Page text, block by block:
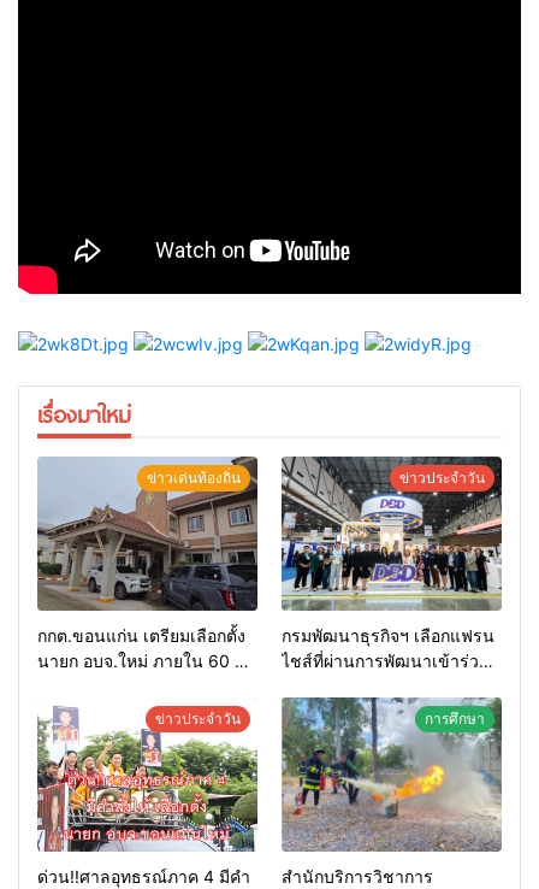
เรื่องมาใหม่
ข่าวเด่นท้องถิ่น
กกต.ขอนแก่น เตรียมเลือกตั้ง
นายก อบจ.ใหม่ ภายใน 60 วัน
ทั้งหมด พร้อมระบุ “วัฒนา”ลง
สมัครได้ เพราะไม่มีความผิด
และ กกต.ยกคำร้องไปแล้ว
ข่าวประจำวัน
กรมพัฒนาธุรกิจฯ เลือกแฟรน
ไชส์ที่ผ่านการพัฒนาเข้าร่วม
Thailand by Smart SME
Expo พร้อมมอบรางวัล DBD
Thailand Franchise Award
2026
ข่าวประจำวัน
ด่วน!!ศาลอุทธรณ์ภาค 4 มีคำ
การศึกษา
สำนักบริการวิชาการ